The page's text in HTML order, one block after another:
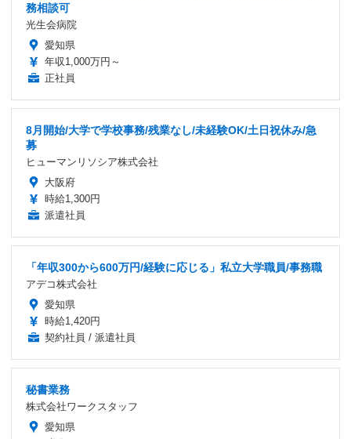
務相談可
光生会病院
愛知県
年収1,000万円～
正社員
8月開始/大学で学校事務/残業なし/未経験OK/土日祝休み/急
募
ヒューマンリソシア株式会社
大阪府
時給1,300円
派遣社員
「年収300から600万円/経験に応じる」私立大学職員/事務職
アデコ株式会社
愛知県
時給1,420円
契約社員 / 派遣社員
秘書業務
株式会社ワークスタッフ
愛知県